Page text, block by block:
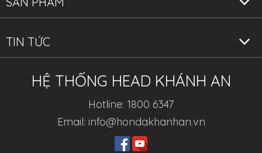
TIN TỨC
HỆ THỐNG HEAD KHÁNH AN
Hotline: 1800 6347
Email: info@hondakhanhan.vn